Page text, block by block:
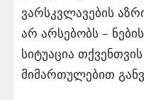
ვარსკვლავების
არ არსებობს –
სიტუაცია
მიმართულებით